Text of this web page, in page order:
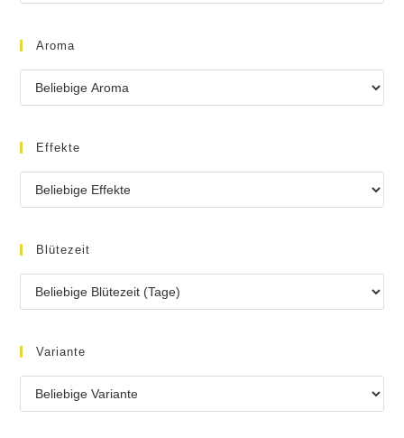
Aroma
Effekte
Blütezeit
Variante